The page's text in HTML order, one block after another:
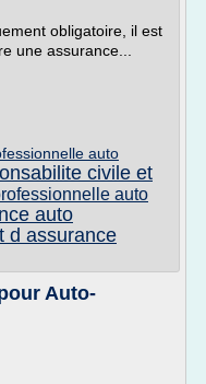
obligatoire, il est
une assurance...
auto
civile et
auto
auto
d assurance
Auto-